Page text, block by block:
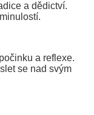
a dědictví.
a reflexe.
se nad svým